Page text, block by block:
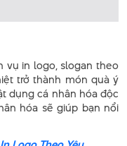
vụ in logo, slogan theo
trở thành món quà ý
dụng cá nhân hóa độc
hóa sẽ giúp bạn nổi